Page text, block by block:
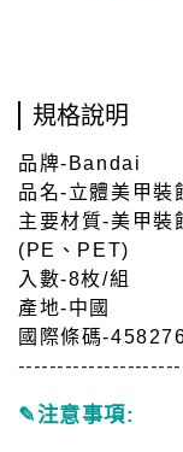
規格說明
品牌-Bandai
品名-立體美甲
主要材質-美甲裝
(PE、PET)
入數-8枚/組
產地-中國
國際條碼-
✎注意事項: